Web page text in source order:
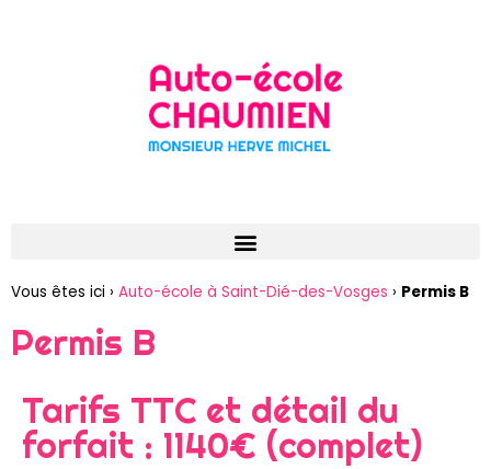
Vous êtes ici › Auto-école à Saint-Dié-des-Vosges › Permis B
Permis B
Tarifs TTC et détail du
forfait : 1140€ (complet)